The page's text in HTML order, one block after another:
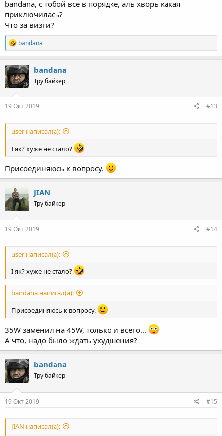
bandana, с тобой все в порядке, аль хворь какая
приключилась?
Что за визги?
R
e
a
c
t
i
o
n
s
bandana
bandana
Тру байкер
19 Окт 2019 #13
user написал(а):
І як? хуже не стало?
Присоединяюсь к вопросу.
JIAN
Тру байкер
19 Окт 2019 #14
user написал(а):
І як? хуже не стало?
bandana написал(а):
Присоединяюсь к вопросу.
35W заменил на 45W, только и всего...
А что, надо было ждать ухудшения?
bandana
Тру байкер
19 Окт 2019 #15
JIAN написал(а):